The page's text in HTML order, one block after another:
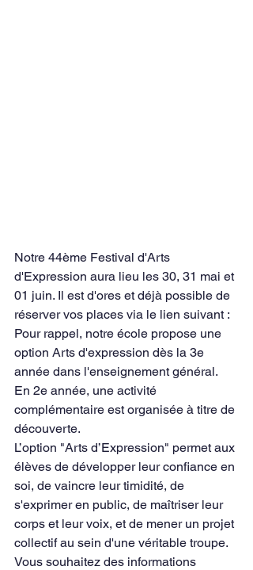
Notre 44ème Festival d'Arts
d'Expression aura lieu les 30, 31 mai et
01 juin. Il est d'ores et déjà possible de
réserver vos places via le lien suivant :
Pour rappel, notre école propose une
option Arts d'expression dès la 3e
année dans l'enseignement général.
En 2e année, une activité
complémentaire est organisée à titre de
découverte.
L’option "Arts d’Expression" permet aux
élèves de développer leur confiance en
soi, de vaincre leur timidité, de
s'exprimer en public, de maîtriser leur
corps et leur voix, et de mener un projet
collectif au sein d'une véritable troupe.
Vous souhaitez des informations